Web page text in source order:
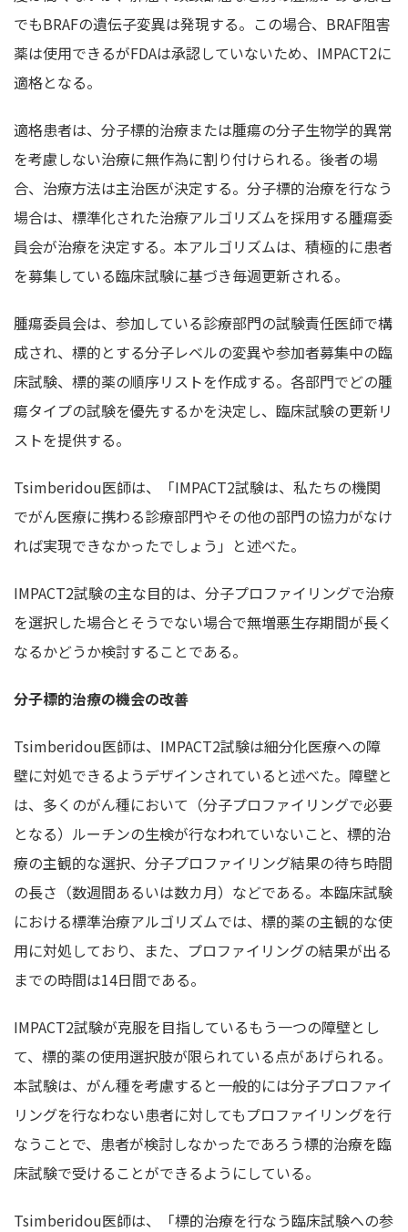
でもBRAFの遺伝子変異は発現する。この場合、BRAF阻害
薬は使用できるがFDAは承認していないため、IMPACT2に
適格となる。
適格患者は、分子標的治療または腫瘍の分子生物学的異常
を考慮しない治療に無作為に割り付けられる。後者の場
合、治療方法は主治医が決定する。分子標的治療を行なう
場合は、標準化された治療アルゴリズムを採用する腫瘍委
員会が治療を決定する。本アルゴリズムは、積極的に患者
を募集している臨床試験に基づき毎週更新される。
腫瘍委員会は、参加している診療部門の試験責任医師で構
成され、標的とする分子レベルの変異や参加者募集中の臨
床試験、標的薬の順序リストを作成する。各部門でどの腫
瘍タイプの試験を優先するかを決定し、臨床試験の更新リ
ストを提供する。
Tsimberidou医師は、「IMPACT2試験は、私たちの機関
でがん医療に携わる診療部門やその他の部門の協力がなけ
れば実現できなかったでしょう」と述べた。
IMPACT2試験の主な目的は、分子プロファイリングで治療
を選択した場合とそうでない場合で無増悪生存期間が長く
なるかどうか検討することである。
分子標的治療の機会の改善
Tsimberidou医師は、IMPACT2試験は細分化医療への障
壁に対処できるようデザインされていると述べた。障壁と
は、多くのがん種において（分子プロファイリングで必要
となる）ルーチンの生検が行なわれていないこと、標的治
療の主観的な選択、分子プロファイリング結果の待ち時間
の長さ（数週間あるいは数カ月）などである。本臨床試験
における標準治療アルゴリズムでは、標的薬の主観的な使
用に対処しており、また、プロファイリングの結果が出る
までの時間は14日間である。
IMPACT2試験が克服を目指しているもう一つの障壁とし
て、標的薬の使用選択肢が限られている点があげられる。
本試験は、がん種を考慮すると一般的には分子プロファイ
リングを行なわない患者に対してもプロファイリングを行
なうことで、患者が検討しなかったであろう標的治療を臨
床試験で受けることができるようにしている。
Tsimberidou医師は、「標的治療を行なう臨床試験への参